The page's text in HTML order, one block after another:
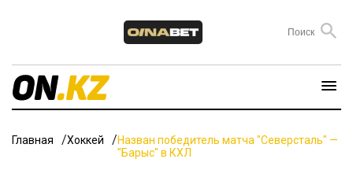
Главная Хоккей
Назван победитель матча "Северсталь" —
"Барыс" в КХЛ